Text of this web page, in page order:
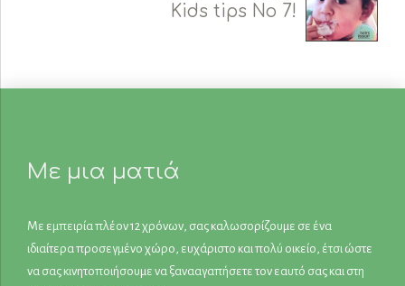
Kids tips No 7!
Με μια ματιά
Με εμπειρία πλέον 12 χρόνων, σας καλωσορίζουμε σε ένα
ιδιαίτερα προσεγμένο χώρο, ευχάριστο και πολύ οικείο, έτσι ώστε
να σας κινητοποιήσουμε να ξανααγαπήσετε τον εαυτό σας και στη